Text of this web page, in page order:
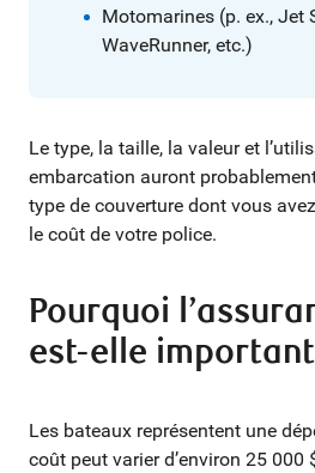
Motomarines (p. ex., Jet
WaveRunner, etc.)
Le type, la taille, la valeur et
embarcation auront
type de couverture dont vous
le coût de votre police.
Pourquoi
est-elle
Les bateaux représentent une
coût peut varier d’environ 25 000